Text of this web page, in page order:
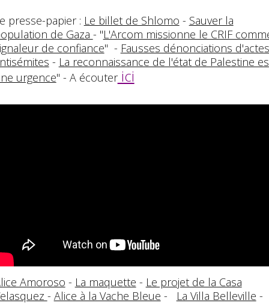
presse-papier : Le billet de Shlomo - Sauver la
de Gaza - "L'Arcom missionne le CRIF
de confiance" - Fausses dénonciations d'actes
- La reconnaissance de l'état de Palestine
urgence" - A écouterici
Amoroso - La maquette - Le projet de la Casa
- Alice à la Vache Bleue - La Villa Belleville -